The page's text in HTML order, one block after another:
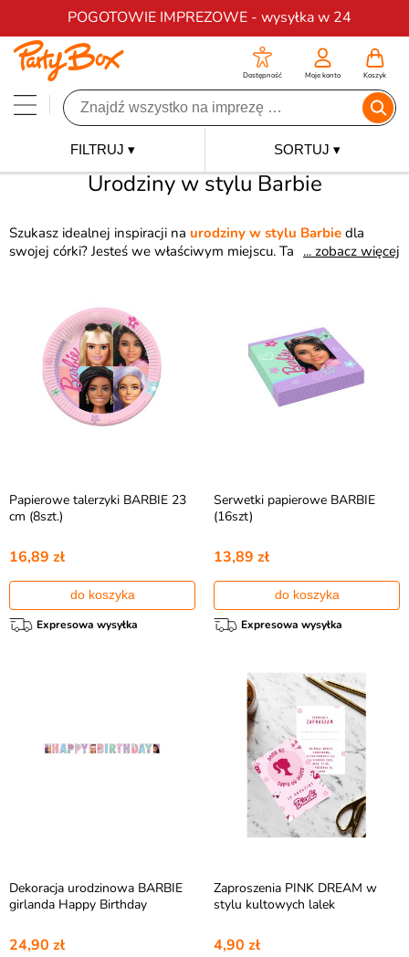
POGOTOWIE IMPREZOWE - wysyłka w 24
Darmowa dostawa na zamówienia od 200 zł
Dostępność Moje konto Koszyk
Urodziny w stylu Barbie
... zobacz więcej
Szukasz idealnej inspiracji na urodziny w stylu Barbie dla
swojej córki? Jesteś we właściwym miejscu. Talerzyki, kubeczki,
bajkowym postacią wyczarujesz magiczny świat do zabawy i
urządziszurodziny w stylu Barbie
, które zostaną zapamiętane
na lata.
FILTRUJ ▾ SORTUJ ▾
Papierowe talerzyki BARBIE 23
cm (8szt.)
16,89 zł
do koszyka
Expresowa wysyłka
Serwetki papierowe BARBIE
(16szt)
13,89 zł
do koszyka
Expresowa wysyłka
Dekoracja urodzinowa BARBIE
girlanda Happy Birthday
24,90 zł
Zaproszenia PINK DREAM w
stylu kultowych lalek
4,90 zł